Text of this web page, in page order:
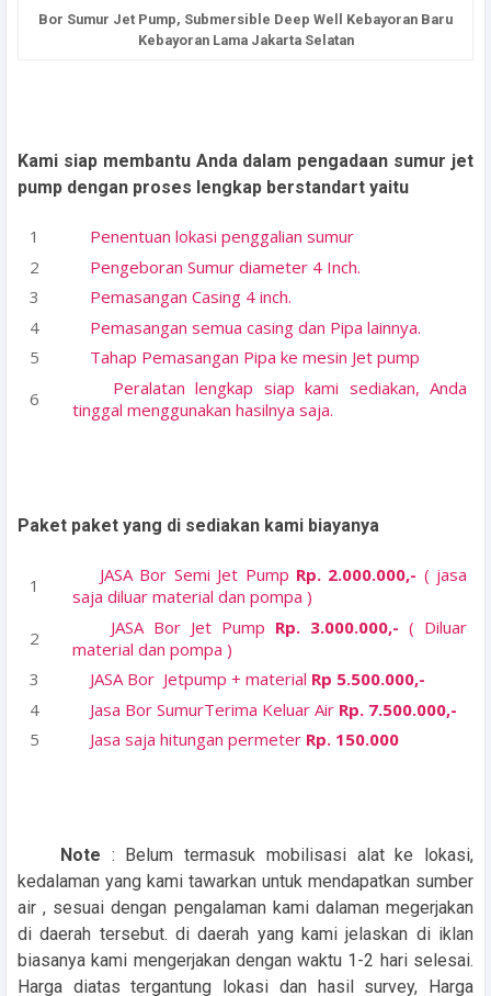
Bor Sumur Jet Pump, Submersible Deep Well Kebayoran Baru
Kebayoran Lama Jakarta Selatan
Kami siap membantu Anda dalam pengadaan sumur jet
pump dengan proses lengkap berstandart yaitu
Penentuan lokasi penggalian sumur
Pengeboran Sumur diameter 4 Inch.
Pemasangan Casing 4 inch.
Pemasangan semua casing dan Pipa lainnya.
Tahap Pemasangan Pipa ke mesin Jet pump
Peralatan lengkap siap kami sediakan, Anda
tinggal menggunakan hasilnya saja.
Paket paket yang di sediakan kami biayanya
JASA Bor Semi Jet Pump Rp. 2.000.000,- ( jasa
saja diluar material dan pompa )
JASA Bor Jet Pump Rp. 3.000.000,- ( Diluar
material dan pompa )
JASA Bor Jetpump + material Rp 5.500.000,-
Jasa Bor SumurTerima Keluar Air Rp. 7.500.000,-
Jasa saja hitungan permeterRp. 150.000
Note : Belum termasuk mobilisasi alat ke lokasi,
kedalaman yang kami tawarkan untuk mendapatkan sumber
air , sesuai dengan pengalaman kami dalaman megerjakan
di daerah tersebut. di daerah yang kami jelaskan di iklan
biasanya kami mengerjakan dengan waktu 1-2 hari selesai.
Harga diatas tergantung lokasi dan hasil survey, Harga